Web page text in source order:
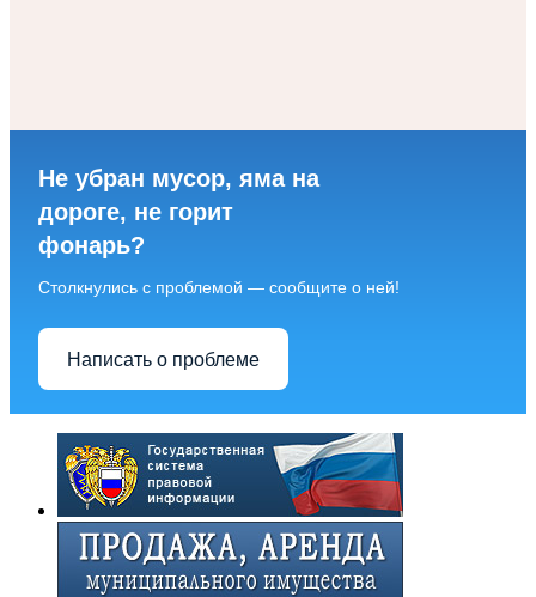
Не убран мусор, яма на
дороге, не горит
фонарь?
Столкнулись с проблемой — сообщите о ней!
Написать о проблеме